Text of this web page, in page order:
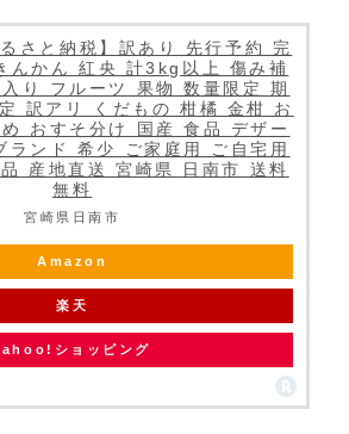
るさと納税】訳あり 先行予約 完
んかん 紅央 計3kg以上 傷み補
り フルーツ 果物 数量限定 期
訳アリ くだもの 柑橘 金柑 お
おすそ分け 国産 食品 デザー
ランド 希少 ご家庭用 ご自宅用
産地直送 宮崎県 日南市 送料
無料
宮崎県日南市
Amazon
楽天
ショッピング